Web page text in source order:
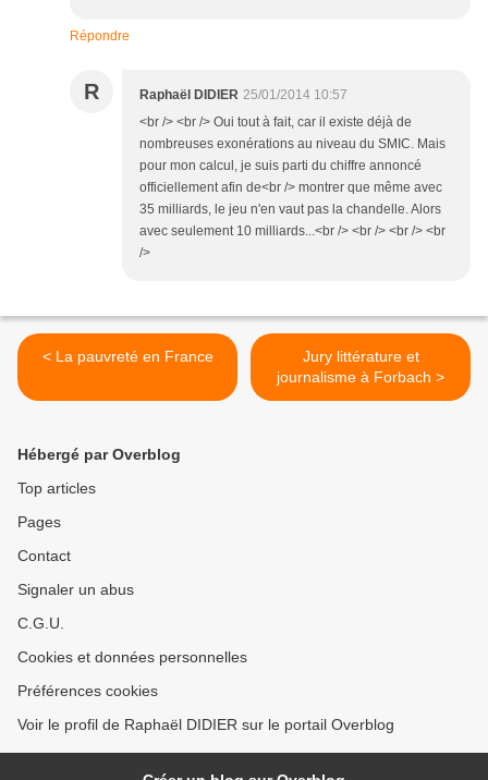
Répondre
R Raphaël DIDIER 25/01/2014 10:57
<br /> <br /> Oui tout à fait, car il existe déjà de
nombreuses exonérations au niveau du SMIC. Mais
pour mon calcul, je suis parti du chiffre annoncé
officiellement afin de<br /> montrer que même avec
35 milliards, le jeu n'en vaut pas la chandelle. Alors
avec seulement 10 milliards...<br /> <br /> <br /> <br
/>
< La pauvreté en France
Jury littérature et
journalisme à Forbach >
Hébergé par Overblog
Top articles
Pages
Contact
Signaler un abus
C.G.U.
Cookies et données personnelles
Préférences cookies
Voir le profil de Raphaël DIDIER sur le portail Overblog